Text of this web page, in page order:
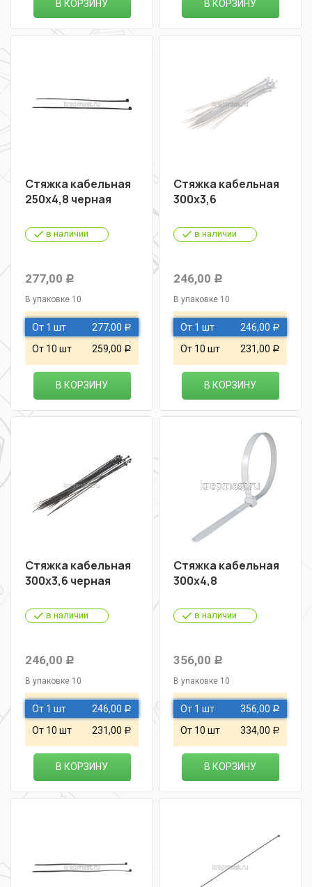
В КОРЗИНУ В КОРЗИНУ
Стяжка кабельная
250х4,8 черная
в наличии
277,00 Р
В упаковке 10
От 1 шт 277,00 Р
От 10 шт 259,00 Р
В КОРЗИНУ
Стяжка кабельная
300х3,6
в наличии
246,00 Р
В упаковке 10
От 1 шт 246,00 Р
От 10 шт 231,00 Р
В КОРЗИНУ
Стяжка кабельная
300х3,6 черная
в наличии
246,00 Р
В упаковке 10
От 1 шт 246,00 Р
От 10 шт 231,00 Р
В КОРЗИНУ
Стяжка кабельная
300х4,8
в наличии
356,00 Р
В упаковке 10
От 1 шт 356,00 Р
От 10 шт 334,00 Р
В КОРЗИНУ